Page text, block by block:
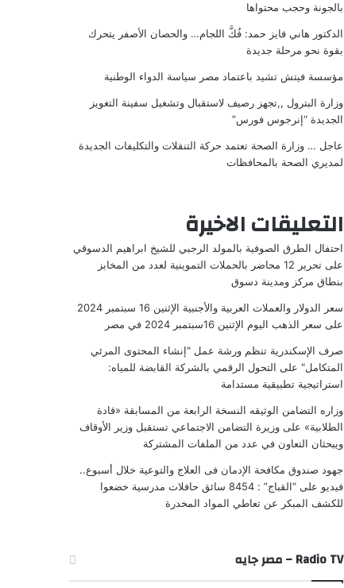
بالجونة وحجب محتواها
الدكتور هاني فايز حمد: فُكَّ اللجام… والحصان الأصفر يتحرك
بقوة نحو مرحلة جديدة
مؤسسة فيتش تشيد باعتماد مصر سياسة الدواء الوطنية
وزارة البترول ,,تجهز رصيف لاستقبال وتشغيل سفينة التغويز
الجديدة “إنرجوس فورس”
عاجل … وزارة الصحة تعتمد حركة التنقلات والتكليفات الجديدة
لمديري الصحة بالمحافظات
التعليقات الاخيرة
احتفال الطرق الصوفية بالمولد الرجبي للشيخ ابراهيم الدسوقي
على
تحرير 12 محاضر بالحملات التموينية لعدد من المخابز
بنطاق مركز ومدينة دسوق
سعر الدولار والعملات العربية والأجنبية الإثنين 16 سبتمبر 2024
على سعر الذهب اليوم الإثنين 16سبتمبر 2024 في مصر
صرف الإسكندرية تنظم ورشة عمل "إنشاء المحتوى المرئي
المتكامل" على التحول الرقمي بالشركة القابضة للمياه:
استراتيجية تطبيقية مستدامة
وزاره التضامن الوثيقه النسخة الرابعة من المسابقة «قادة
الطلابية» علىوزيرة التضامن الاجتماعي تستقبل وزير الأوقاف
ويبحثان التعاون في عدد من الملفات المشتركة
جهود صندوق مكافحة الإدمان فى العلاج والتوعية خلال أسبوع..
فيديو على
“القباج” : 8454 سائق حافلات مدرسية خضعوا
للكشف المبكر عن تعاطي المواد المخدرة
Radio TV – مصر جايه